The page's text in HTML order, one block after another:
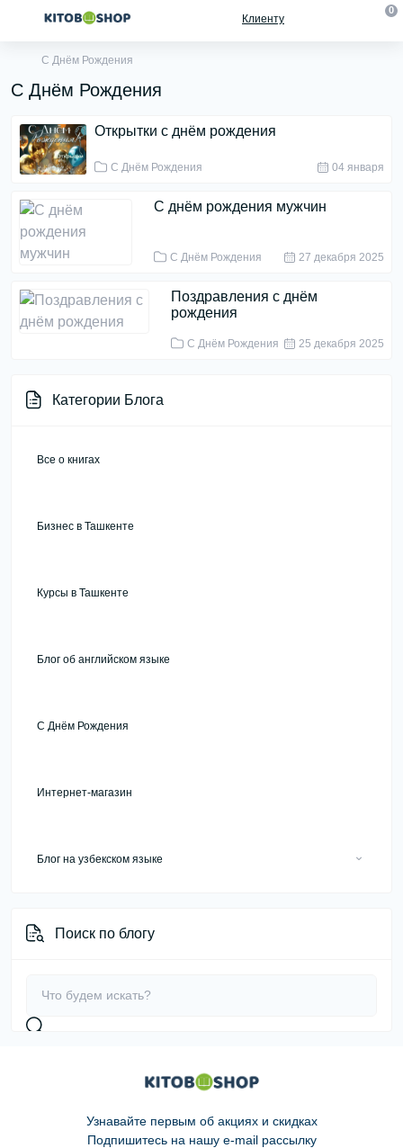
Клиенту
0
С Днём Рождения
С Днём Рождения
Открытки с днём рождения
С Днём Рождения 04 января
С днём рождения мужчин
С Днём Рождения 27 декабря 2025
Поздравления с днём
рождения
С Днём Рождения 25 декабря 2025
Категории Блога
Все о книгах
Бизнес в Ташкенте
Курсы в Ташкенте
Блог об английском языке
С Днём Рождения
Интернет-магазин
Блог на узбекском языке
Поиск по блогу
Узнавайте первым об акциях и скидках
Подпишитесь на нашу e-mail рассылку